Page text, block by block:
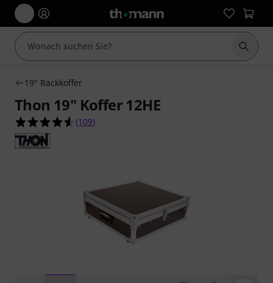
Suche
19" Rackkoffer
Thon 19" Koffer 12HE
4.6 von 5 Sternen aus 109 Kundenbewertungen
(109)